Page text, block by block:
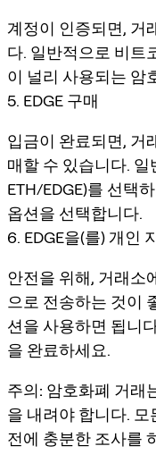
계정이 인증되면, 거
다. 일반적으로 비트
이 널리 사용되는 암
5. EDGE 구매
입금이 완료되면, 거
매할 수 있습니다. 일
ETH/EDGE)를 선택
옵션을 선택합니다.
6. EDGE을(를) 개인
안전을 위해, 거래소
으로 전송하는 것이
션을 사용하면 됩니
을 완료하세요.
주의: 암호화폐 거래
을 내려야 합니다.
전에 충분한 조사를